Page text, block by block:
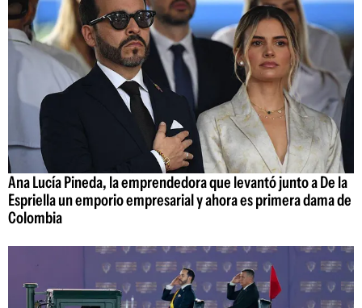
Ana Lucía Pineda, la emprendedora que levantó junto a De la
Espriella un emporio empresarial y ahora es primera dama de
Colombia